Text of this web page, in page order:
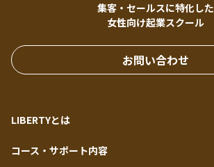
集客・セールスに特化した
女性向け起業スクール
お問い合わせ
LIBERTYとは
コース・サポート内容